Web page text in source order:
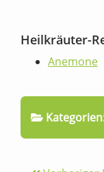
Heilkräuter-
Anemone